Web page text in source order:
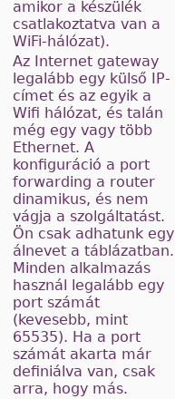
amikor a készülék
csatlakoztatva van a
WiFi-hálózat).
Az Internet gateway
legalább egy külső IP-
címet és az egyik a
Wifi hálózat, és talán
még egy vagy több
Ethernet. A
konfiguráció a port
forwarding a router
dinamikus, és nem
vágja a szolgáltatást.
Ön csak adhatunk egy
álnevet a táblázatban.
Minden alkalmazás
használ legalább egy
port számát
(kevesebb, mint
65535). Ha a port
számát akarta már
definiálva van, csak
arra, hogy más.